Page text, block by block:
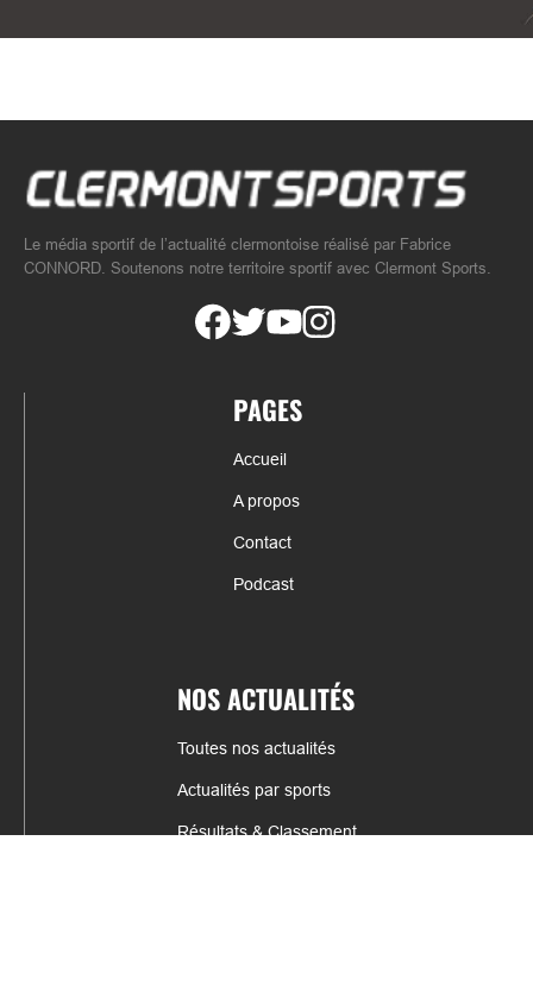
Le média sportif de l’actualité clermontoise réalisé par Fabrice
CONNORD. Soutenons notre territoire sportif avec Clermont Sports.
PAGES
Accueil
A propos
Contact
Podcast
NOS ACTUALITÉS
Toutes nos actualités
Actualités par sports
Résultats & Classement